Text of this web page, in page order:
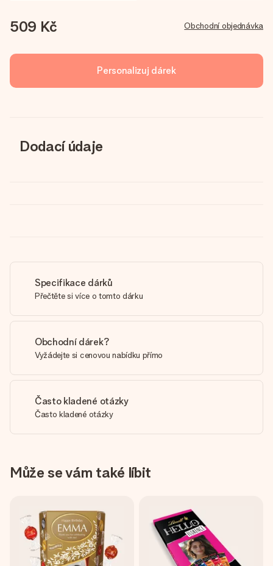
509 Kč Obchodní objednávka
Personalizuj dárek
Dodací údaje
Specifikace dárků
Přečtěte si více o tomto dárku
Obchodní dárek?
Vyžádejte si cenovou nabídku přímo
Často kladené otázky
Často kladené otázky
Může se vám také líbit